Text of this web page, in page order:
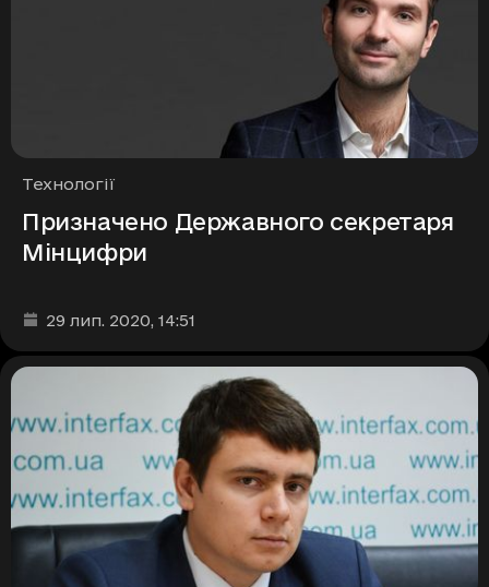
Рубрики
Технології
Призначено Державного секретаря
Мінцифри
Дата та час публікації
29 лип. 2020, 14:51